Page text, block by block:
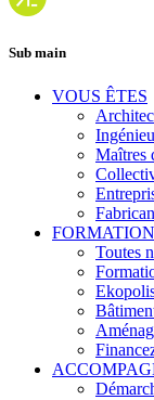
Sub main
VOUS ÊTES
Maîtres
Toutes